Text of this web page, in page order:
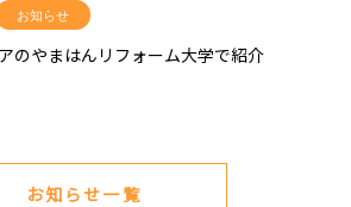
お知らせ
のやまはんリフォーム大学で紹介
お知らせ一覧